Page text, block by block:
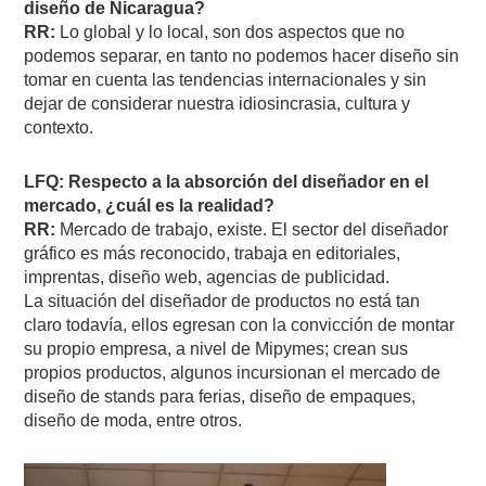
diseño de Nicaragua?
RR: Lo global y lo local, son dos aspectos que no
podemos separar, en tanto no podemos hacer diseño sin
tomar en cuenta las tendencias internacionales y sin
dejar de considerar nuestra idiosincrasia, cultura y
contexto.
LFQ: Respecto a la absorción del diseñador en el
mercado, ¿cuál es la realidad?
RR: Mercado de trabajo, existe. El sector del diseñador
gráfico es más reconocido, trabaja en editoriales,
imprentas, diseño web, agencias de publicidad.
La situación del diseñador de productos no está tan
claro todavía, ellos egresan con la convicción de montar
su propio empresa, a nivel de Mipymes; crean sus
propios productos, algunos incursionan el mercado de
diseño de stands para ferias, diseño de empaques,
diseño de moda, entre otros.